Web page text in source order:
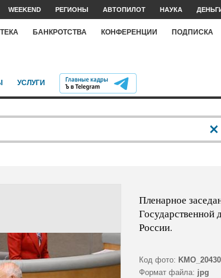
WEEKEND РЕГИОНЫ АВТОПИЛОТ НАУКА
БАНКРОТСТВА КОНФЕРЕНЦИИ ПОДПИСКА
УСЛУГИ
Пленарное
России.
Код фото:
Формат файла: jpg